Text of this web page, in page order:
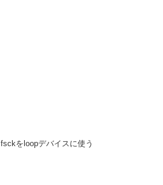
fsckをloopデバイスに使う